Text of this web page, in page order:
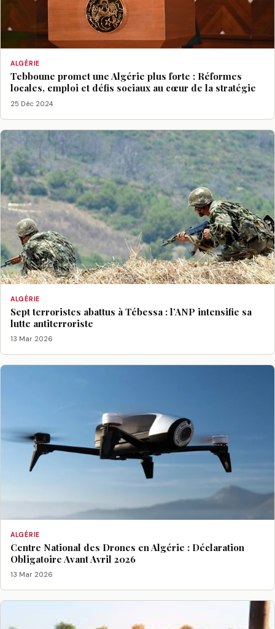
ALGÉRIE
Tebboune promet une Algérie plus forte : Réformes
locales, emploi et défis sociaux au cœur de la stratégie
25 Déc 2024
ALGÉRIE
Sept terroristes abattus à Tébessa : l’ANP intensifie sa
lutte antiterroriste
13 Mar 2026
ALGÉRIE
Centre National des Drones en Algérie : Déclaration
Obligatoire Avant Avril 2026
13 Mar 2026